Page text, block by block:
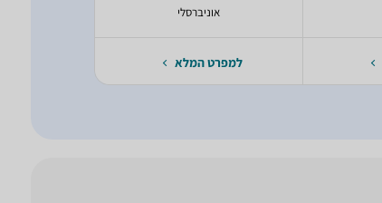
אוניברסלי
למפרט המלא